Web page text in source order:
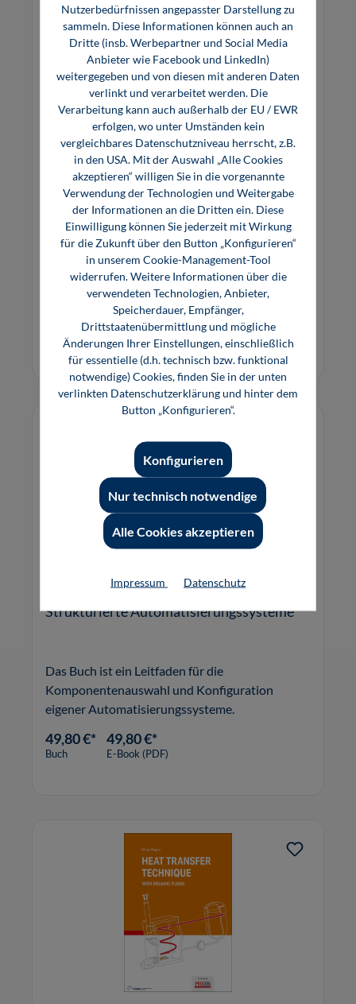
Kreiselpumpen im Anlagenbau (inkl. E-
Book)
Das etablierte Standardwerk zur Auslegung,
Planung und zum Betrieb von Kreiselpumpen im
chemischen Anlagenbau.
69,80 €*
Buch
49,80 €*
E-Book (PDF)
Strukturierte Automatisierungssysteme
Das Buch ist ein Leitfaden für die
Komponentenauswahl und Konfiguration
eigener Automatisierungssysteme.
49,80 €*
Buch
49,80 €*
E-Book (PDF)
Nutzerbedürfnissen angepasster Darstellung zu
sammeln. Diese Informationen können auch an
Dritte (insb. Werbepartner und Social Media
Anbieter wie Facebook und LinkedIn)
weitergegeben und von diesen mit anderen Daten
verlinkt und verarbeitet werden. Die
Verarbeitung kann auch außerhalb der EU / EWR
erfolgen, wo unter Umständen kein
vergleichbares Datenschutzniveau herrscht, z.B.
in den USA. Mit der Auswahl „Alle Cookies
akzeptieren“ willigen Sie in die vorgenannte
Verwendung der Technologien und Weitergabe
der Informationen an die Dritten ein. Diese
Einwilligung können Sie jederzeit mit Wirkung
für die Zukunft über den Button „Konfigurieren“
in unserem Cookie-Management-Tool
widerrufen. Weitere Informationen über die
verwendeten Technologien, Anbieter,
Speicherdauer, Empfänger,
Drittstaatenübermittlung und mögliche
Änderungen Ihrer Einstellungen, einschließlich
für essentielle (d.h. technisch bzw. funktional
notwendige) Cookies, finden Sie in der unten
verlinkten Datenschutzerklärung und hinter dem
Button „Konfigurieren“.
Nur technisch notwendige
Konfigurieren
Alle Cookies akzeptieren
Impressum Datenschutz